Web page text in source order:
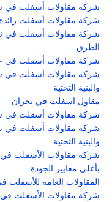
شركة مقاولات أسفلت في
شركة مقاولات أسفلت
شركة مقاولات أسفلت في
الطرق
شركة مقاولات أسفلت في
شركة مقاولات أسفلت في
والبنية التحتية
مقاول اسفلت في نجران
شركة مقاولات أسفلت
شركة مقاولات أسفلت في
والبنية التحتية
شركة مقاولات الأسفلت
بأعلى معايير الجودة
المقاولات العامة للأسفلت
شركة مقاولات الأسفلت